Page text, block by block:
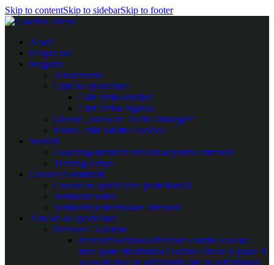
Skip to contentSkip to sidebarSkip to footer
Acasă
Despre noi
Magazin
Abonamente
Cărți de specialitate
Cărți limba română
Cărți limba engleza
Licențe „Software Tactics Manager”
Planșe, folii Taktifol Football
Servicii
Coaching-mentorat individual pentru antrenori
Training camps
Cursuri și seminarii
Cursuri de specializare profesională
Seminarii online
Seminarii perfecționare antrenori
Articole de specialitate
Premium / Gratuite
PremiumSecțiunea Premium conține cea mai
mare parte din librăria Coaches Ahead și poate fi
accesată doar de utilizatorii care au achiziționat